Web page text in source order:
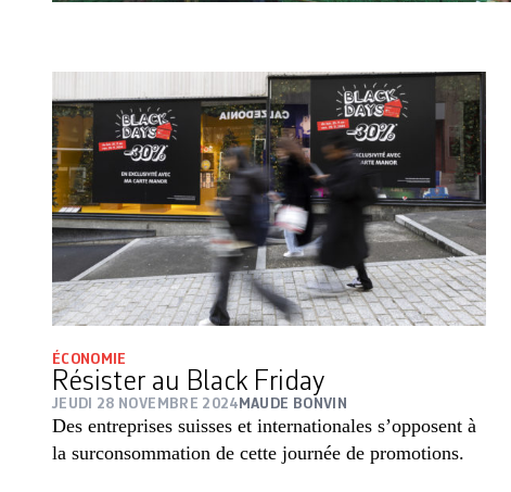
ÉCONOMIE
Résister au Black Friday
JEUDI 28 NOVEMBRE 2024 MAUDE BONVIN
Des entreprises suisses et internationales s’opposent à
la surconsommation de cette journée de promotions.